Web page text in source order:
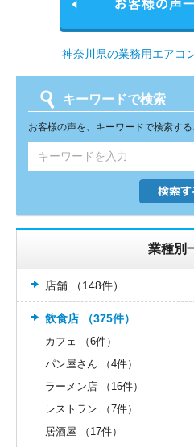
神奈川県の業務用エアコ
キーワードで検索
お客様の声を、キーワードで検索する
業種別
店舗 （148件）
飲食店 （375件）
カフェ （6件）
パン屋さん （4件）
ラーメン店 （16件）
レストラン （7件）
居酒屋 （17件）